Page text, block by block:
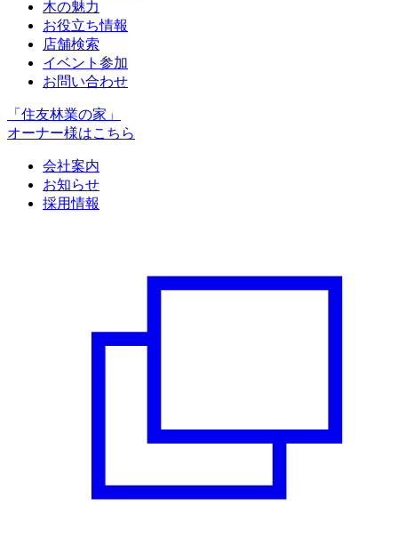
木の魅力
お役立ち情報
店舗検索
イベント参加
お問い合わせ
「住友林業の家」
オーナー様はこちら
会社案内
お知らせ
採用情報